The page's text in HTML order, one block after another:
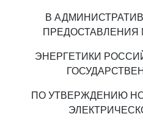
В
ПРЕДОСТАВЛЕНИЯ
ЭНЕРГЕТИКИ
ПО УТВЕРЖДЕНИЮ